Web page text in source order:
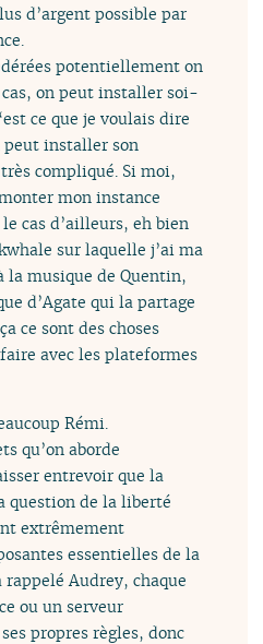
d’argent possible par
potentiellement on
cas, on peut installer soi-
ce que je voulais dire
peut installer son
compliqué. Si moi,
mon instance
cas d’ailleurs, eh bien
sur laquelle j’ai ma
la musique de Quentin,
d’Agate qui la partage
ce sont des choses
avec les plateformes
Rémi.
qu’on aborde
entrevoir que la
question de la liberté
extrêmement
essentielles de la
rappelé Audrey, chaque
ou un serveur
propres règles, donc